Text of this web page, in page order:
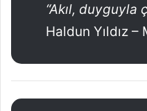
“Akıl, duyguyla
Haldun Yıldız